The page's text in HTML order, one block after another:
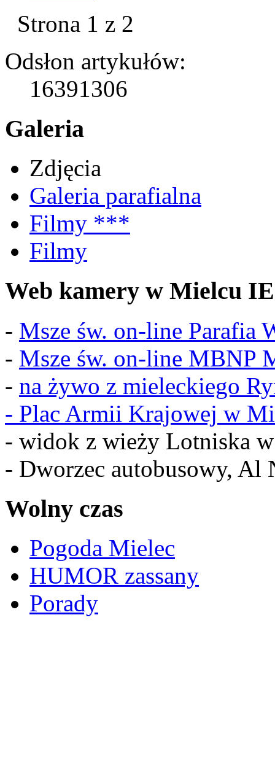
Strona 1 z 2
Odsłon artykułów:
16391306
Galeria
Zdjęcia
Galeria parafialna
Filmy ***
Filmy
Web kamery w Mielcu IE
- Msze św. on-line Parafia
- Msze św. on-line MBNP
- na żywo z mieleckiego
- Plac Armii Krajowej w
- widok z wieży Lotniska
- Dworzec autobusowy, Al
Wolny czas
Pogoda Mielec
HUMOR zassany
Porady